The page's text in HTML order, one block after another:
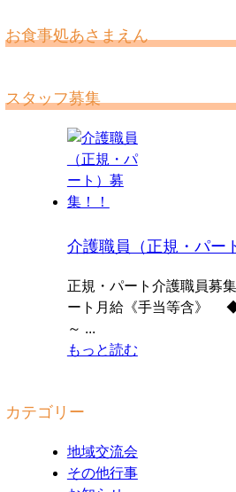
お食事処あさまえん
スタッフ募集
介護職員（正規・パー
正規・パート介護職員募
ート月給《手当等含》
～ ...
もっと読む
カテゴリー
地域交流会
その他行事